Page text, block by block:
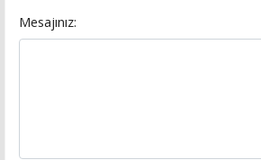
Mesajınız: